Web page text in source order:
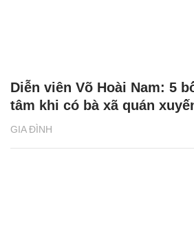
GIA ĐÌNH
Diễn viên Võ Hoài Nam: 5
tâm khi có bà xã quán